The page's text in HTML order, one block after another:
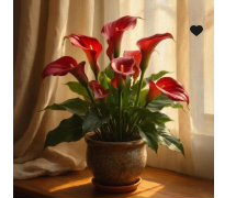
клубни
3шт